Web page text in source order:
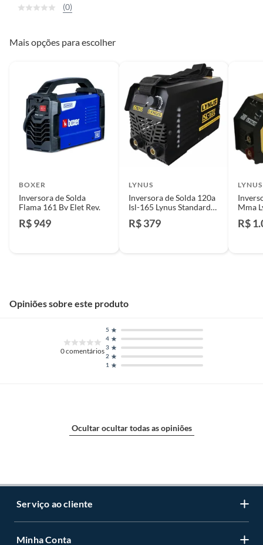
(0)
Mais opções para escolher
BOXER
Inversora de Solda
Flama 161 Bv Elet Rev.
R$ 949
LYNUS
Inversora de Solda 120a
Isl-165 Lynus Standard
R$ 379
LYNUS
Mma
R$
Opiniões sobre este produto
0comentários
1
2
3
4
5
Ocultar ocultar todas as opiniões
Serviço ao cliente
Centro de ajuda
Minha Conta